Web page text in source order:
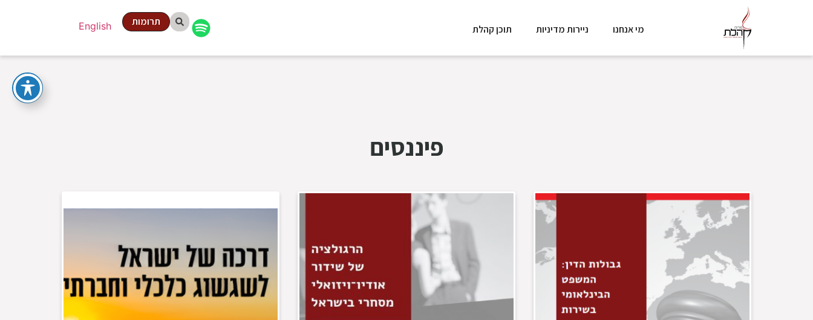
מי אנחנו ניירות מדיניות תוכן קהלת English תרומות
פיננסים